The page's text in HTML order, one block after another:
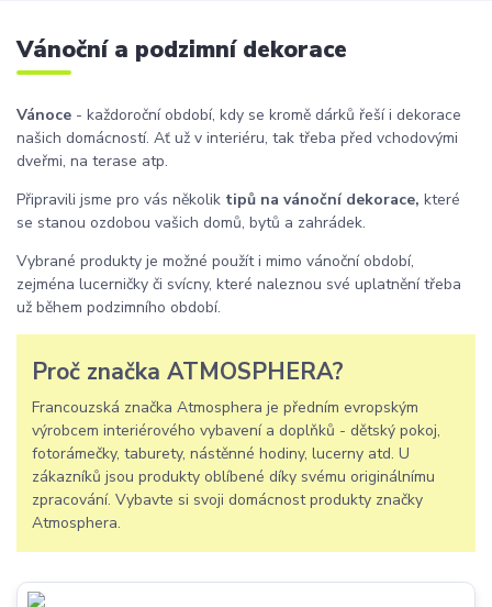
Vánoční a podzimní dekorace
Vánoce - každoroční období, kdy se kromě dárků řeší i dekorace
našich domácností. Ať už v interiéru, tak třeba před vchodovými
dveřmi, na terase atp.
Připravili jsme pro vás několik tipů na vánoční dekorace, které
se stanou ozdobou vašich domů, bytů a zahrádek.
Vybrané produkty je možné použít i mimo vánoční období,
zejména lucerničky či svícny, které naleznou své uplatnění třeba
už během podzimního období.
Proč značka ATMOSPHERA?
Francouzská značka Atmosphera je předním evropským
výrobcem interiérového vybavení a doplňků - dětský pokoj,
fotorámečky, taburety, nástěnné hodiny, lucerny atd. U
zákazníků jsou produkty oblíbené díky svému originálnímu
zpracování. Vybavte si svoji domácnost produkty značky
Atmosphera.